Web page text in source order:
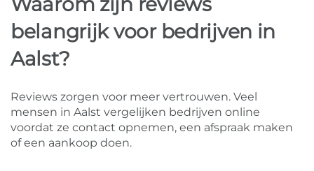
belangrijk voor bedrijven in
Aalst?
Reviews zorgen voor meer vertrouwen. Veel
mensen in Aalst vergelijken bedrijven online
voordat ze contact opnemen, een afspraak maken
of een aankoop doen.